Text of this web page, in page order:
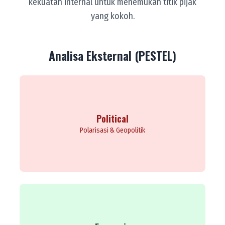
yang kokoh.
Analisa Eksternal (PESTEL)
Political
Polarisasi & Geopolitik
Tantangan: Polarisasi pasca-pemilu, sentimen keagamaan akibat
konflik global, kebijakan ultra-populis. Peluang: GPI menjadi suara
penyejuk dan promotor teologi kewargaan.